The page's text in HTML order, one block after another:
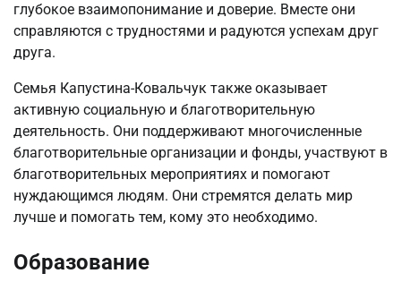
глубокое взаимопонимание и доверие. Вместе они
справляются с трудностями и радуются успехам друг
друга.
Семья Капустина-Ковальчук также оказывает
активную социальную и благотворительную
деятельность. Они поддерживают многочисленные
благотворительные организации и фонды, участвуют в
благотворительных мероприятиях и помогают
нуждающимся людям. Они стремятся делать мир
лучше и помогать тем, кому это необходимо.
Образование